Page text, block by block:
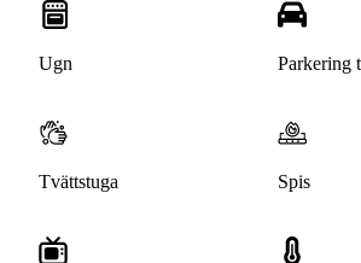
Ugn Parkering
Tvättstuga Spis